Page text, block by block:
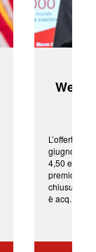
L’offerta
giugno da
4,50 euro
premio di
chiusura
è acq...